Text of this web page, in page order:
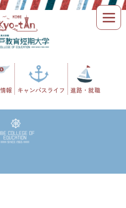
報 キャンパスライフ 進路・就職